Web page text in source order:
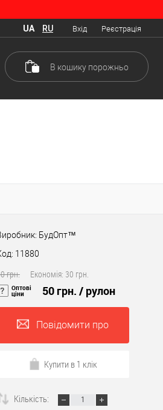
Вхід Реєстрація
UA RU
В кошику порожньо
БудОпт™
11880
грн. Економія: 30 грн.
Оптові
ціни 50 грн. / рулон
Повідомити про
наявність
Купити в 1 клік
Кількість: